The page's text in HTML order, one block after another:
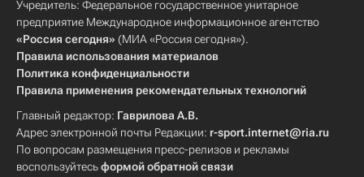
Учредитель: Федеральное государственное унитарное
предприятие Международное информационное агентство
«Россия сегодня» (МИА «Россия сегодня»).
Правила использования материалов
Политика конфиденциальности
Правила применения рекомендательных технологий
Главный редактор: Гаврилова А.В.
Адрес электронной почты Редакции: r-sport.internet@ria.ru
По вопросам размещения пресс-релизов и рекламы
воспользуйтесьформой обратной связи